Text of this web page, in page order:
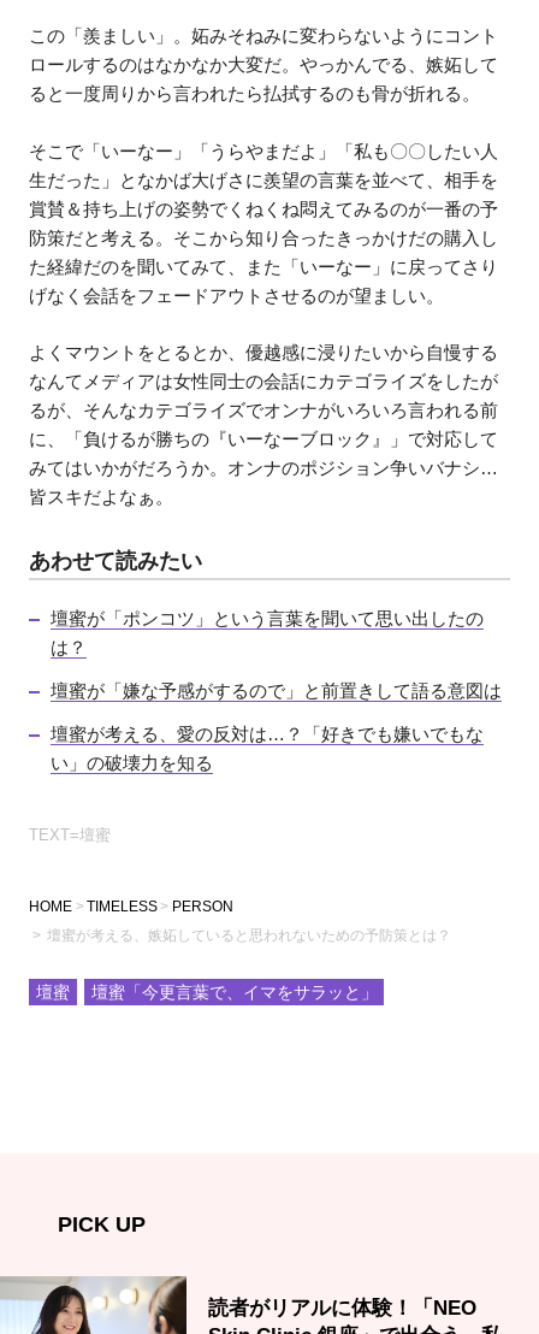
この「羨ましい」。妬みそねみに変わらないようにコント
ロールするのはなかなか大変だ。やっかんでる、嫉妬して
ると一度周りから言われたら払拭するのも骨が折れる。
そこで「いーなー」「うらやまだよ」「私も〇〇したい人
生だった」となかば大げさに羨望の言葉を並べて、相手を
賞賛＆持ち上げの姿勢でくねくね悶えてみるのが一番の予
防策だと考える。そこから知り合ったきっかけだの購入し
た経緯だのを聞いてみて、また「いーなー」に戻ってさり
げなく会話をフェードアウトさせるのが望ましい。
よくマウントをとるとか、優越感に浸りたいから自慢する
なんてメディアは女性同士の会話にカテゴライズをしたが
るが、そんなカテゴライズでオンナがいろいろ言われる前
に、「負けるが勝ちの『いーなーブロック』」で対応して
みてはいかがだろうか。オンナのポジション争いバナシ…
皆スキだよなぁ。
あわせて読みたい
壇蜜が「ポンコツ」という言葉を聞いて思い出したの
は？
壇蜜が「嫌な予感がするので」と前置きして語る意図は
壇蜜が考える、愛の反対は…？「好きでも嫌いでもな
い」の破壊力を知る
TEXT=壇蜜
HOME TIMELESS
PERSON
壇蜜が考える、嫉妬していると思われないための予防策とは？
壇蜜 壇蜜「今更言葉で、イマをサラッと」
PICK UP
読者がリアルに体験！「NEO